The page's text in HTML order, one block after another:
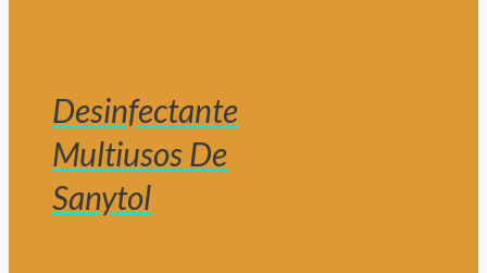
Desinfectante
Multiusos De
Sanytol